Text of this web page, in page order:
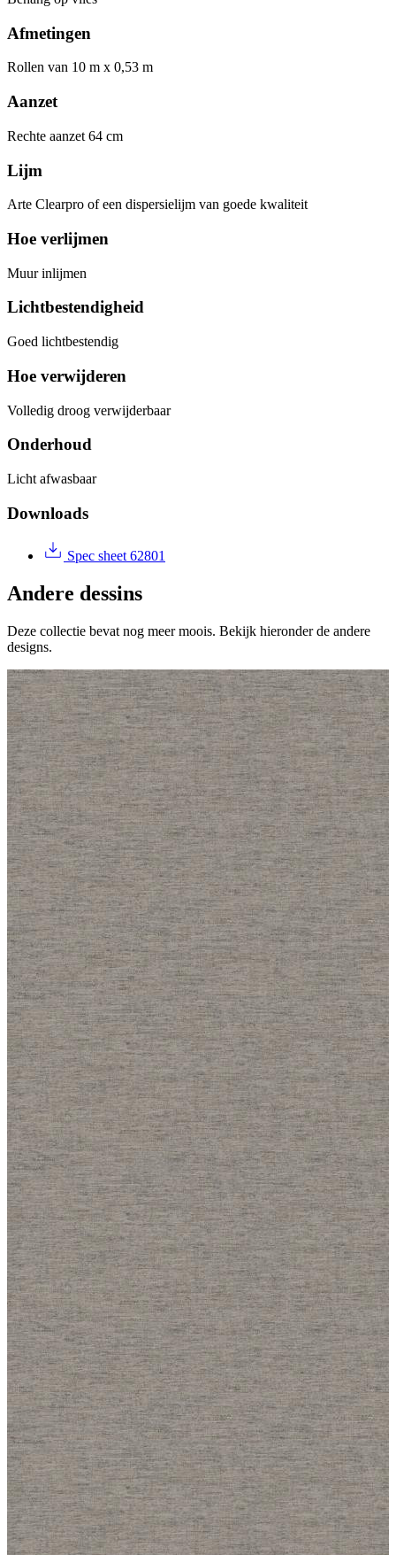
Afmetingen
Rollen van 10 m x 0,53 m
Aanzet
Rechte aanzet 64 cm
Lijm
Arte Clearpro of een dispersielijm van goede kwaliteit
Hoe verlijmen
Muur inlijmen
Lichtbestendigheid
Goed lichtbestendig
Hoe verwijderen
Volledig droog verwijderbaar
Onderhoud
Licht afwasbaar
Downloads
Spec sheet 62801
Andere dessins
Deze collectie bevat nog meer moois. Bekijk hieronder de andere
designs.